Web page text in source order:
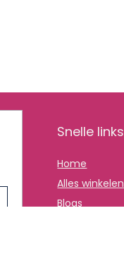
Snelle links
Home
Alles winkelen
Blogs